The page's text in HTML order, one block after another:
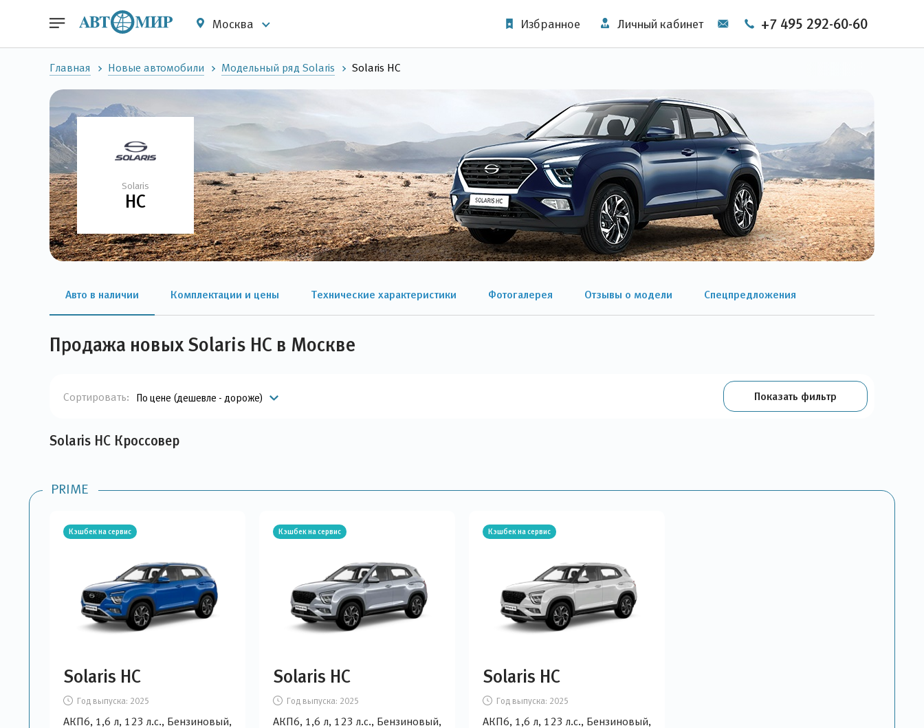
Москва Избранное Личный кабинет +7 495 292-60-60
Главная Новые автомобили Модельный ряд Solaris Solaris HC
Solaris
HC
Авто в наличии Комплектации и цены Технические характеристики Фотогалерея Отзывы о модели Спецпредложения
Продажа новых Solaris HC в Москве
Сортировать: По цене (дешевле - дороже) Показать фильтр
Solaris HC Кроссовер
PRIME
Кэшбек на сервис
Solaris HC
Год выпуска: 2025
АКП6, 1,6 л, 123 л.с., Бензиновый,
Кэшбек на сервис
Solaris HC
Год выпуска: 2025
АКП6, 1,6 л, 123 л.с., Бензиновый,
Кэшбек на сервис
Solaris HC
Год выпуска: 2025
АКП6, 1,6 л, 123 л.с., Бензиновый,